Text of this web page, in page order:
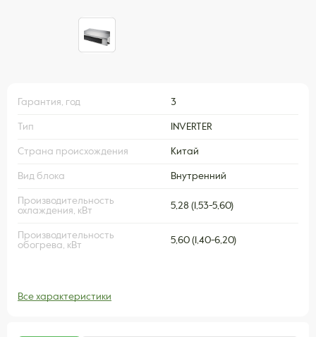
Гарантия, год 3
Тип INVERTER
Страна происхождения Китай
Вид блока Внутренний
Производительность
охлаждения, кВт
5,28 (1,53-5,60)
Производительность
обогрева, кВт
5,60 (1,40-6,20)
Все характеристики